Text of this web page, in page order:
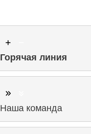
Горячая линия
Наша команда